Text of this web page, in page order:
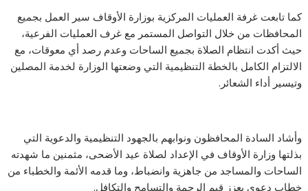
كما تابعت غرفة العمليات المركزية بوزارة الأوقاف سير العمل بجميع
المحافظات من خلال التواصل المستمر مع غرف العمليات الفرعية،
حيث أكدت انتظام الصلاة بجميع الساحات وعدم رصد أي معوقات، مع
الالتزام الكامل بالخطة التنظيمية التي وضعتها الوزارة لخدمة المصلين
وتيسير أداء الشعائر.
وأشاد السادة المحافظون ونوابهم بالجهود التنظيمية والدعوية التي
بذلتها وزارة الأوقاف في الإعداد لصلاة عيد الأضحى، مثمنين ما شهدته
الساحات والمساجد من جاهزية وانضباط، وما قدمه الأئمة والخطباء من
خطاب دعوي يعزز قيم الرحمة والتسامح والتكافل.